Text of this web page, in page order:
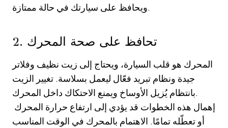
ويحافظ على سيارتك في حالة ممتازة.
2. تحافظ على صحة المحرك
المحرك هو قلب السيارة، ويحتاج إلى زيت نظيف وفلاتر
جيدة ونظام تبريد فعّال ليعمل بسلاسة. تغيير الزيت
بانتظام يُزيل الأوساخ ويمنع الاحتكاك داخل المحرك.
أو تعطّله تمامًا. الاهتمام بالمحرك في الوقت المناسب